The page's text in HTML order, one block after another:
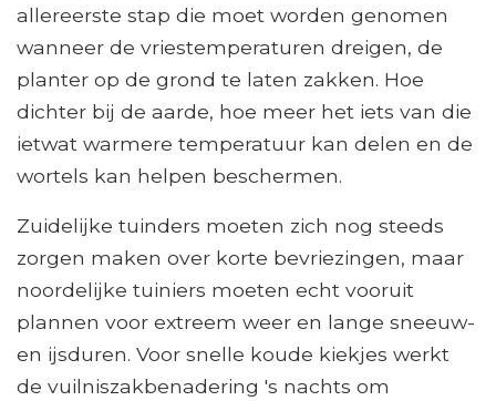
allereerste stap die moet worden genomen
wanneer de vriestemperaturen dreigen, de
planter op de grond te laten zakken. Hoe
dichter bij de aarde, hoe meer het iets van die
ietwat warmere temperatuur kan delen en de
wortels kan helpen beschermen.
Zuidelijke tuinders moeten zich nog steeds
zorgen maken over korte bevriezingen, maar
noordelijke tuiniers moeten echt vooruit
plannen voor extreem weer en lange sneeuw-
en ijsduren. Voor snelle koude kiekjes werkt
de vuilniszakbenadering 's nachts om